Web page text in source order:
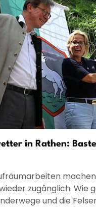
in Rathen:
zugänglich. Wie
und die